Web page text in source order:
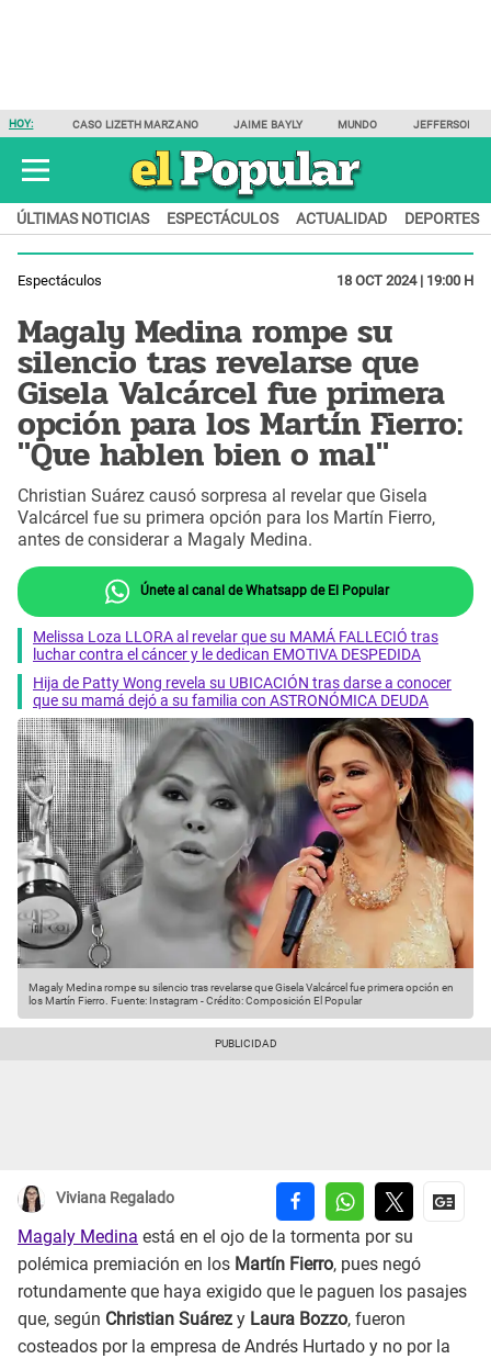
HOY: CASO LIZETH MARZANO JAIME BAYLY MUNDO JEFFERSON
ÚLTIMAS NOTICIAS ESPECTÁCULOS ACTUALIDAD DEPORTES
Espectáculos 18 OCT 2024 | 19:00 H
Magaly Medina rompe su
silencio tras revelarse que
Gisela Valcárcel fue primera
opción para los Martín Fierro:
"Que hablen bien o mal"
Christian Suárez causó sorpresa al revelar que Gisela
Valcárcel fue su primera opción para los Martín Fierro,
antes de considerar a Magaly Medina.
Únete al canal de Whatsapp de El Popular
Melissa Loza LLORA al revelar que su MAMÁ FALLECIÓ tras
luchar contra el cáncer y le dedican EMOTIVA DESPEDIDA
Hija de Patty Wong revela su UBICACIÓN tras darse a conocer
que su mamá dejó a su familia con ASTRONÓMICA DEUDA
Magaly Medina rompe su silencio tras revelarse que Gisela Valcárcel fue primera opción en
los Martín Fierro. Fuente: Instagram -Crédito: Composición El Popular
Viviana Regalado
Magaly Medina está en el ojo de la tormenta por su
polémica premiación en los Martín Fierro, pues negó
rotundamente que haya exigido que le paguen los pasajes
que, según Christian Suárez y Laura Bozzo, fueron
costeados por la empresa de Andrés Hurtado y no por la